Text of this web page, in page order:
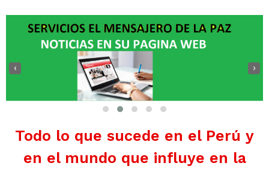
‹ ›
Todo lo que sucede en el Perú y
en el mundo que influye en la